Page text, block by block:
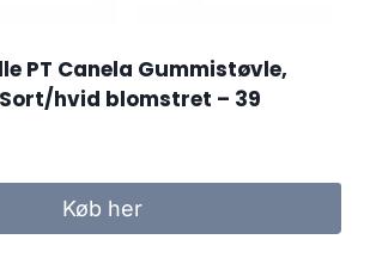
PT Canela Gummistøvle,
hvid blomstret – 39
Køb her